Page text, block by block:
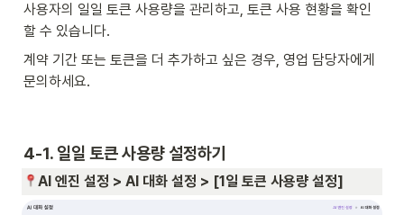
사용자의 일일 토큰 사용량을 관리하고, 토큰 사용 현황을 확인
할 수 있습니다.
계약 기간 또는 토큰을 더 추가하고 싶은 경우, 영업 담당자에게
문의하세요.
4-1. 일일 토큰 사용량 설정하기
AI 엔진 설정 > AI 대화 설정 > [1일 토큰 사용량 설정]